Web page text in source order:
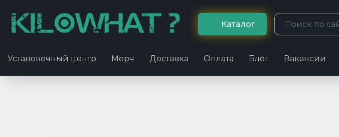
Каталог
Установочный центр Мерч Доставка Оплата Блог Вакансии